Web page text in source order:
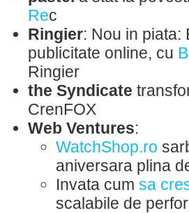
Rec
Ringier: Nou in piata:
publicitate online, cu
Ringier
the Syndicate
CrenFOX
Web Ventures:
WatchShop.ro
aniversara plina
Invata cum sa
scalabile de